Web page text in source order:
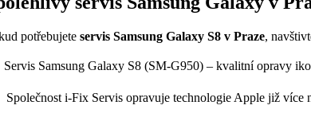
potřebujeteservis Samsung Galaxy S8 v Praze,
Samsung Galaxy S8 (SM-G950) – kvalitní opravy
Společnost i-Fix Servis opravuje technologie Apple již více